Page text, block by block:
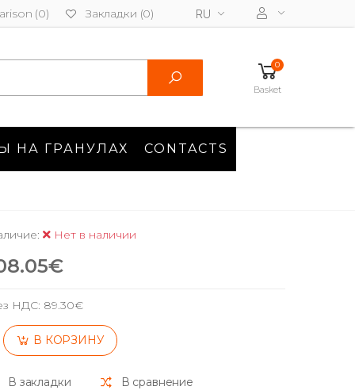
(0) Закладки (0) RU
0
Basket
НА ГРАНУЛАХ CONTACTS
Нет в наличии
НДС: 89.30€
В КОРЗИНУ
В закладки В сравнение